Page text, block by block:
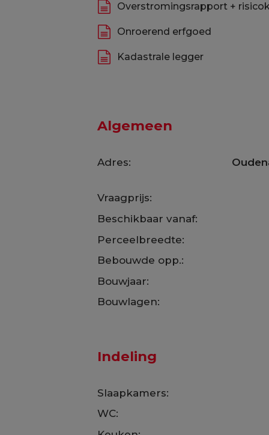
Overstromingsrapport +
Onroerend erfgoed
Kadastrale legger
Algemeen
Adres:
Vraagprijs:
Beschikbaar vanaf:
Perceelbreedte:
Bebouwde opp.:
Bouwjaar:
Bouwlagen:
Indeling
Slaapkamers:
WC: